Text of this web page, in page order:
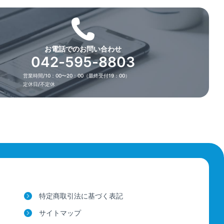
お電話でのお問い合わせ
042-595-8803
営業時間/10：00〜20：00（最終受付19：00）
定休日/不定休
特定商取引法に基づく表記
サイトマップ